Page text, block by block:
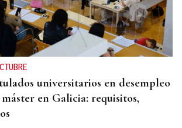
universitarios en desempleo
en Galicia: requisitos,